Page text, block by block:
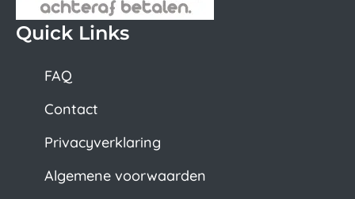
Quick Links
FAQ
Contact
Privacyverklaring
Algemene voorwaarden